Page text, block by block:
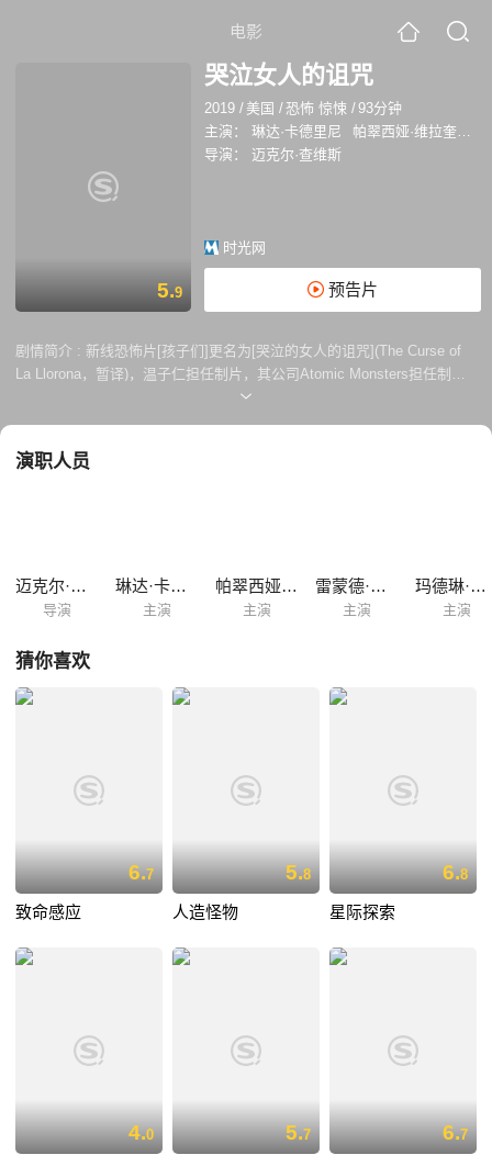
电影
5.9
哭泣女人的诅咒
2019 / 美国 /恐怖 惊悚 /93分钟
主演：
琳达·卡德里尼 帕翠西娅·维拉奎兹
导演：
迈克尔·查维斯
时光网
预告片
剧情简介 : 新线恐怖片[孩子们]更名为[哭泣的女人的诅咒](The Curse of
La Llorona，暂译)，温子仁担任制片，其公司Atomic Monsters担任制
作。导演迈克尔·查维斯，主演琳达·卡德里尼。墨西哥传说中有一个“哭泣
边。
演职人员
迈克尔·查维斯
导演
琳达·卡德里尼
主演
帕翠西娅·维拉奎兹
主演
雷蒙德·克鲁斯
主演
玛德琳·麦格劳
主演
猜你喜欢
6.7
致命感应
5.8
人造怪物
6.8
星际探索
4.0 5.7 6.7